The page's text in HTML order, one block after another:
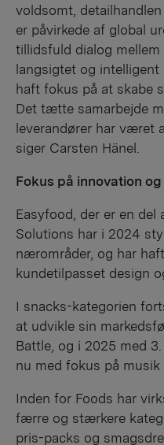
voldsomt,
er påvirkede af global
tillidsfuld dialog mellem
langsigtet og
haft fokus på at skabe
Det tætte samarbejde
leverandører har været
siger Carsten Hänel.
Fokus på innovation
Easyfood, der er en del
Solutions har i 2024
nærområder, og har
kundetilpasset design
I snacks-kategorien
at udvikle sin
Battle, og i 2025 med
nu med fokus på
Inden for Foods har
færre og stærkere
pris-packs og